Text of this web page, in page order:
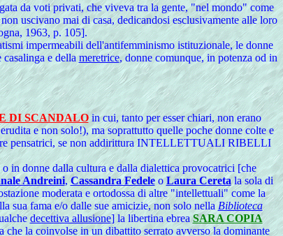
da voti privati, che viveva tra la gente, "nel mondo" come
uscivano mai di casa, dedicandosi esclusivamente alle loro
1963, p. 105].
impermeabili dell'antifemminismo istituzionale, le donne
casalinga e dellameretrice, donne comunque, in potenza od in
DI SCANDALOin cui, tanto per esser chiari, non erano
e non solo!), ma soprattutto quelle poche donne colte e
pensatrici, se non addirittura INTELLETTUALI RIBELLI
o in donne dalla cultura e dalla dialettica provocatrici [che
Andreini,Cassandra FedeleoLaura Ceretala sola di
moderata e ortodossa di altre "intellettuali" come la
sua fama e/o dalle sue amicizie, non solo nella Biblioteca
decettiva allusione] la libertina ebreaSARA COPIA
la coinvolse in un dibattito serrato avverso la dominante